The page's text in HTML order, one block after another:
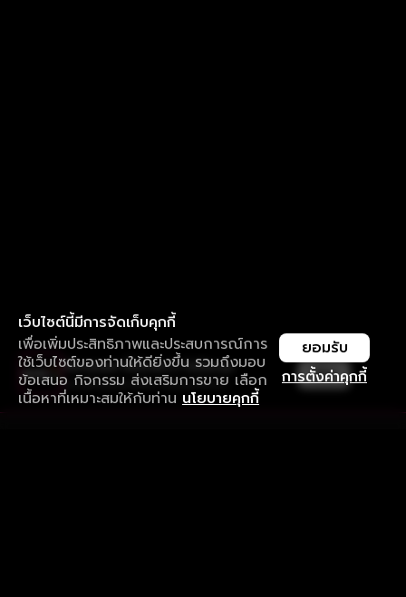
เว็บไซต์นี้มีการจัดเก็บคุกกี้
เพื่อเพิ่มประสิทธิภาพและประสบการณ์การ
ใช้เว็บไซต์ของท่านให้ดียิ่งขึ้น รวมถึงมอบ
ข้อเสนอ กิจกรรม ส่งเสริมการขาย เลือก
เนื้อหาที่เหมาะสมให้กับท่าน นโยบายคุกกี้
การตั้งค่าคุกกี้
ยอมรับ
ใช้งานแอป ลื่นไหลกว่า ไม่มีสะดุด
ดาวน์โหลดแอปเพื่อการรับชมที่ดีกว่า เปิด